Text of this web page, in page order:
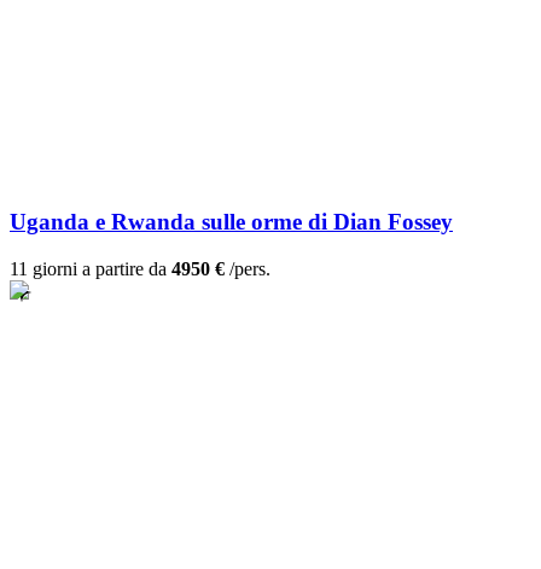
Uganda e Rwanda sulle orme di Dian Fossey
11 giorni a partire da 4950 € /pers.